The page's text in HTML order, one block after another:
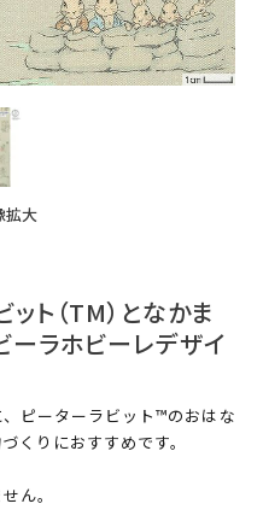
拡大
ト（TM）となかま
ラホビーレデザイ
ピーターラビット™のおはな
くりにおすすめです。
ん。